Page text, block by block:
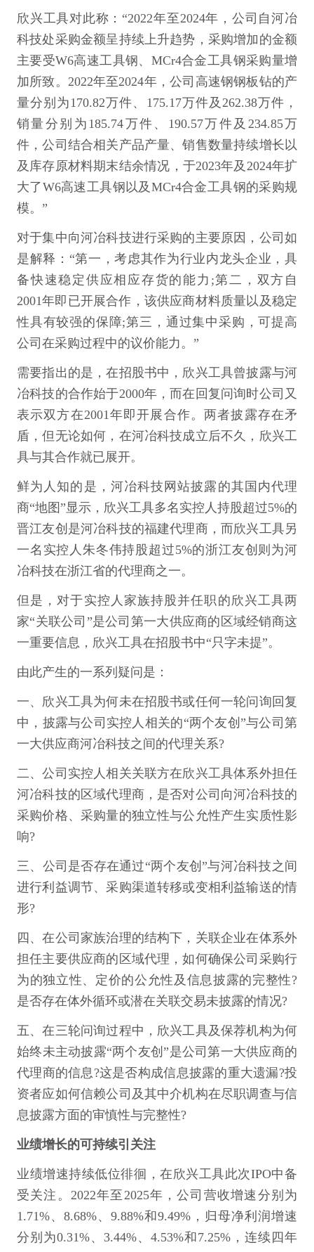
欣兴工具对此称：“2022年至2024年，公司自河冶
科技处采购金额呈持续上升趋势，采购增加的金额
主要受W6高速工具钢、MCr4合金工具钢采购量增
加所致。2022年至2024年，公司高速钢钢板钻的产
量分别为170.82万件、175.17万件及262.38万件，
销量分别为185.74万件、190.57万件及234.85万
件，公司结合相关产品产量、销售数量持续增长以
及库存原材料期末结余情况，于2023年及2024年扩
大了W6高速工具钢以及MCr4合金工具钢的采购规
模。”
对于集中向河冶科技进行采购的主要原因，公司如
是解释：“第一，考虑其作为行业内龙头企业，具
备快速稳定供应相应存货的能力;第二，双方自
2001年即已开展合作，该供应商材料质量以及稳定
性具有较强的保障;第三，通过集中采购，可提高
公司在采购过程中的议价能力。”
需要指出的是，在招股书中，欣兴工具曾披露与河
冶科技的合作始于2000年，而在回复问询时公司又
表示双方在2001年即开展合作。两者披露存在矛
盾，但无论如何，在河冶科技成立后不久，欣兴工
具与其合作就已展开。
鲜为人知的是，河冶科技网站披露的其国内代理
商“地图”显示，欣兴工具多名实控人持股超过5%的
晋江友创是河冶科技的福建代理商，而欣兴工具另
一名实控人朱冬伟持股超过5%的浙江友创则为河
冶科技在浙江省的代理商之一。
但是，对于实控人家族持股并任职的欣兴工具两
家“关联公司”是公司第一大供应商的区域经销商这
一重要信息，欣兴工具在招股书中“只字未提”。
由此产生的一系列疑问是：
一、欣兴工具为何未在招股书或任何一轮问询回复
中，披露与公司实控人相关的“两个友创”与公司第
一大供应商河冶科技之间的代理关系?
二、公司实控人相关关联方在欣兴工具体系外担任
河冶科技的区域代理商，是否对公司向河冶科技的
采购价格、采购量的独立性与公允性产生实质性影
响?
三、公司是否存在通过“两个友创”与河冶科技之间
进行利益调节、采购渠道转移或变相利益输送的情
形?
四、在公司家族治理的结构下，关联企业在体系外
担任主要供应商的区域代理，如何确保公司采购行
为的独立性、定价的公允性及信息披露的完整性?
是否存在体外循环或潜在关联交易未披露的情况?
五、在三轮问询过程中，欣兴工具及保荐机构为何
始终未主动披露“两个友创”是公司第一大供应商的
代理商的信息?这是否构成信息披露的重大遗漏?投
资者应如何信赖公司及其中介机构在尽职调查与信
息披露方面的审慎性与完整性?
业绩增长的可持续引关注
业绩增速持续低位徘徊，在欣兴工具此次IPO中备
受关注。2022年至2025年，公司营收增速分别为
1.71%、8.68%、9.88%和9.49%，归母净利润增速
分别为0.31%、3.44%、4.53%和7.25%，连续四年